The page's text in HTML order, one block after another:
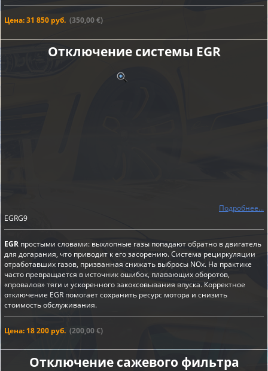
Цена: 31 850 руб. (350,00 €)
Отключение системы EGR
Подробнее...
EGRG9
EGR простыми словами: выхлопные газы попадают обратно в двигатель
для догарания, что приводит к его засорению. Система рециркуляции
отработавших газов, призванная снижать выбросы NOx. На практике
часто превращается в источник ошибок, плавающих оборотов,
«провалов» тяги и ускоренного закоксовывания впуска. Корректное
отключение EGR помогает сохранить ресурс мотора и снизить
стоимость обслуживания.
Цена: 18 200 руб. (200,00 €)
Отключение сажевого фильтра